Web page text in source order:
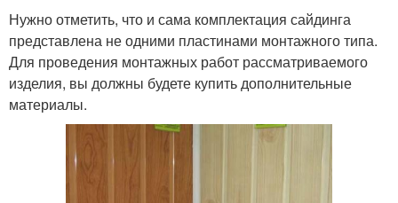
Нужно отметить, что и сама комплектация сайдинга
представлена не одними пластинами монтажного типа.
Для проведения монтажных работ рассматриваемого
изделия, вы должны будете купить дополнительные
материалы.